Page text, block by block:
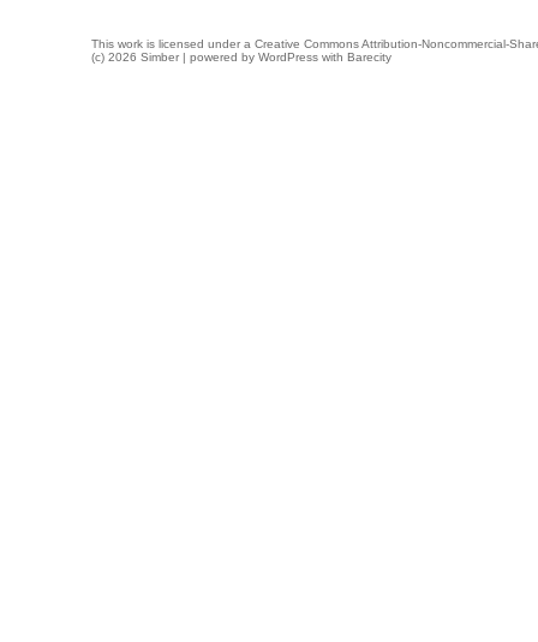
This work is licensed under a Creative Commons Attribution-Noncommercial-
(c) 2026 Simber | powered by WordPress with Barecity